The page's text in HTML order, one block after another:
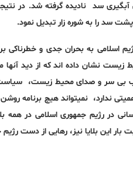
سد نادیده گرفته شد. در
اسلامی به بحران جدی و
زیست نشان داده اند که از دید
بی سر و صدای محیط زیست،
ندارد، نمیتواند هیچ برنامە روشن و
در رژیم جمهوری اسلامی در همه
بار این بلایا نیز، رهایی از دست